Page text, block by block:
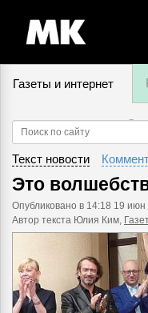
Газеты и интернет
7
Текст новости
Это
Опубликовано в 14:18 19 июн
Автор текста Юлия Ким,